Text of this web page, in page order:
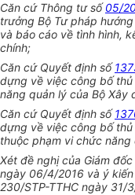
Căn cứ Thông tư số05/
trưởng Bộ Tư pháp
và báo cáo về tình hình,
chính;
Căn cứ Quyết định số
dựng về việc công bố
năng quản lý của Bộ Xây
Căn cứ Quyết định số
dựng về việc công bố
thuộc phạm vi chức
Xét đề nghị của Giám
ngày 06/4/2016 và ý
230/STP-TTHC ngày 31/